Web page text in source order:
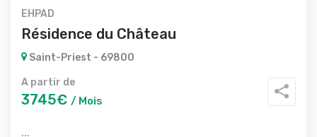
EHPAD
Résidence du Château
Saint-Priest - 69800
A partir de
3745€ / Mois
...